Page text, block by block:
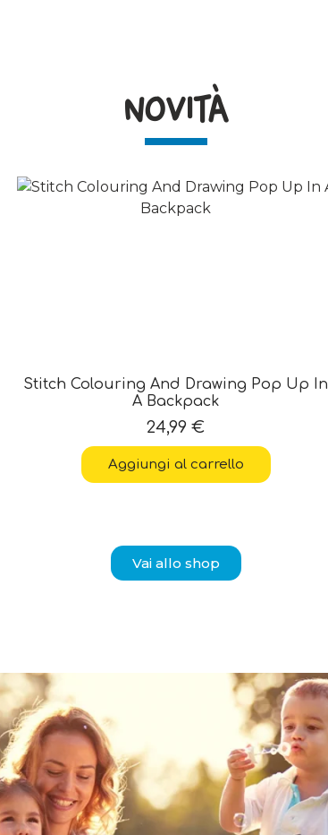
NOVITÀ
Stitch Colouring And Drawing Pop Up In
A Backpack
24,99€
Aggiungi al carrello
Vai allo shop